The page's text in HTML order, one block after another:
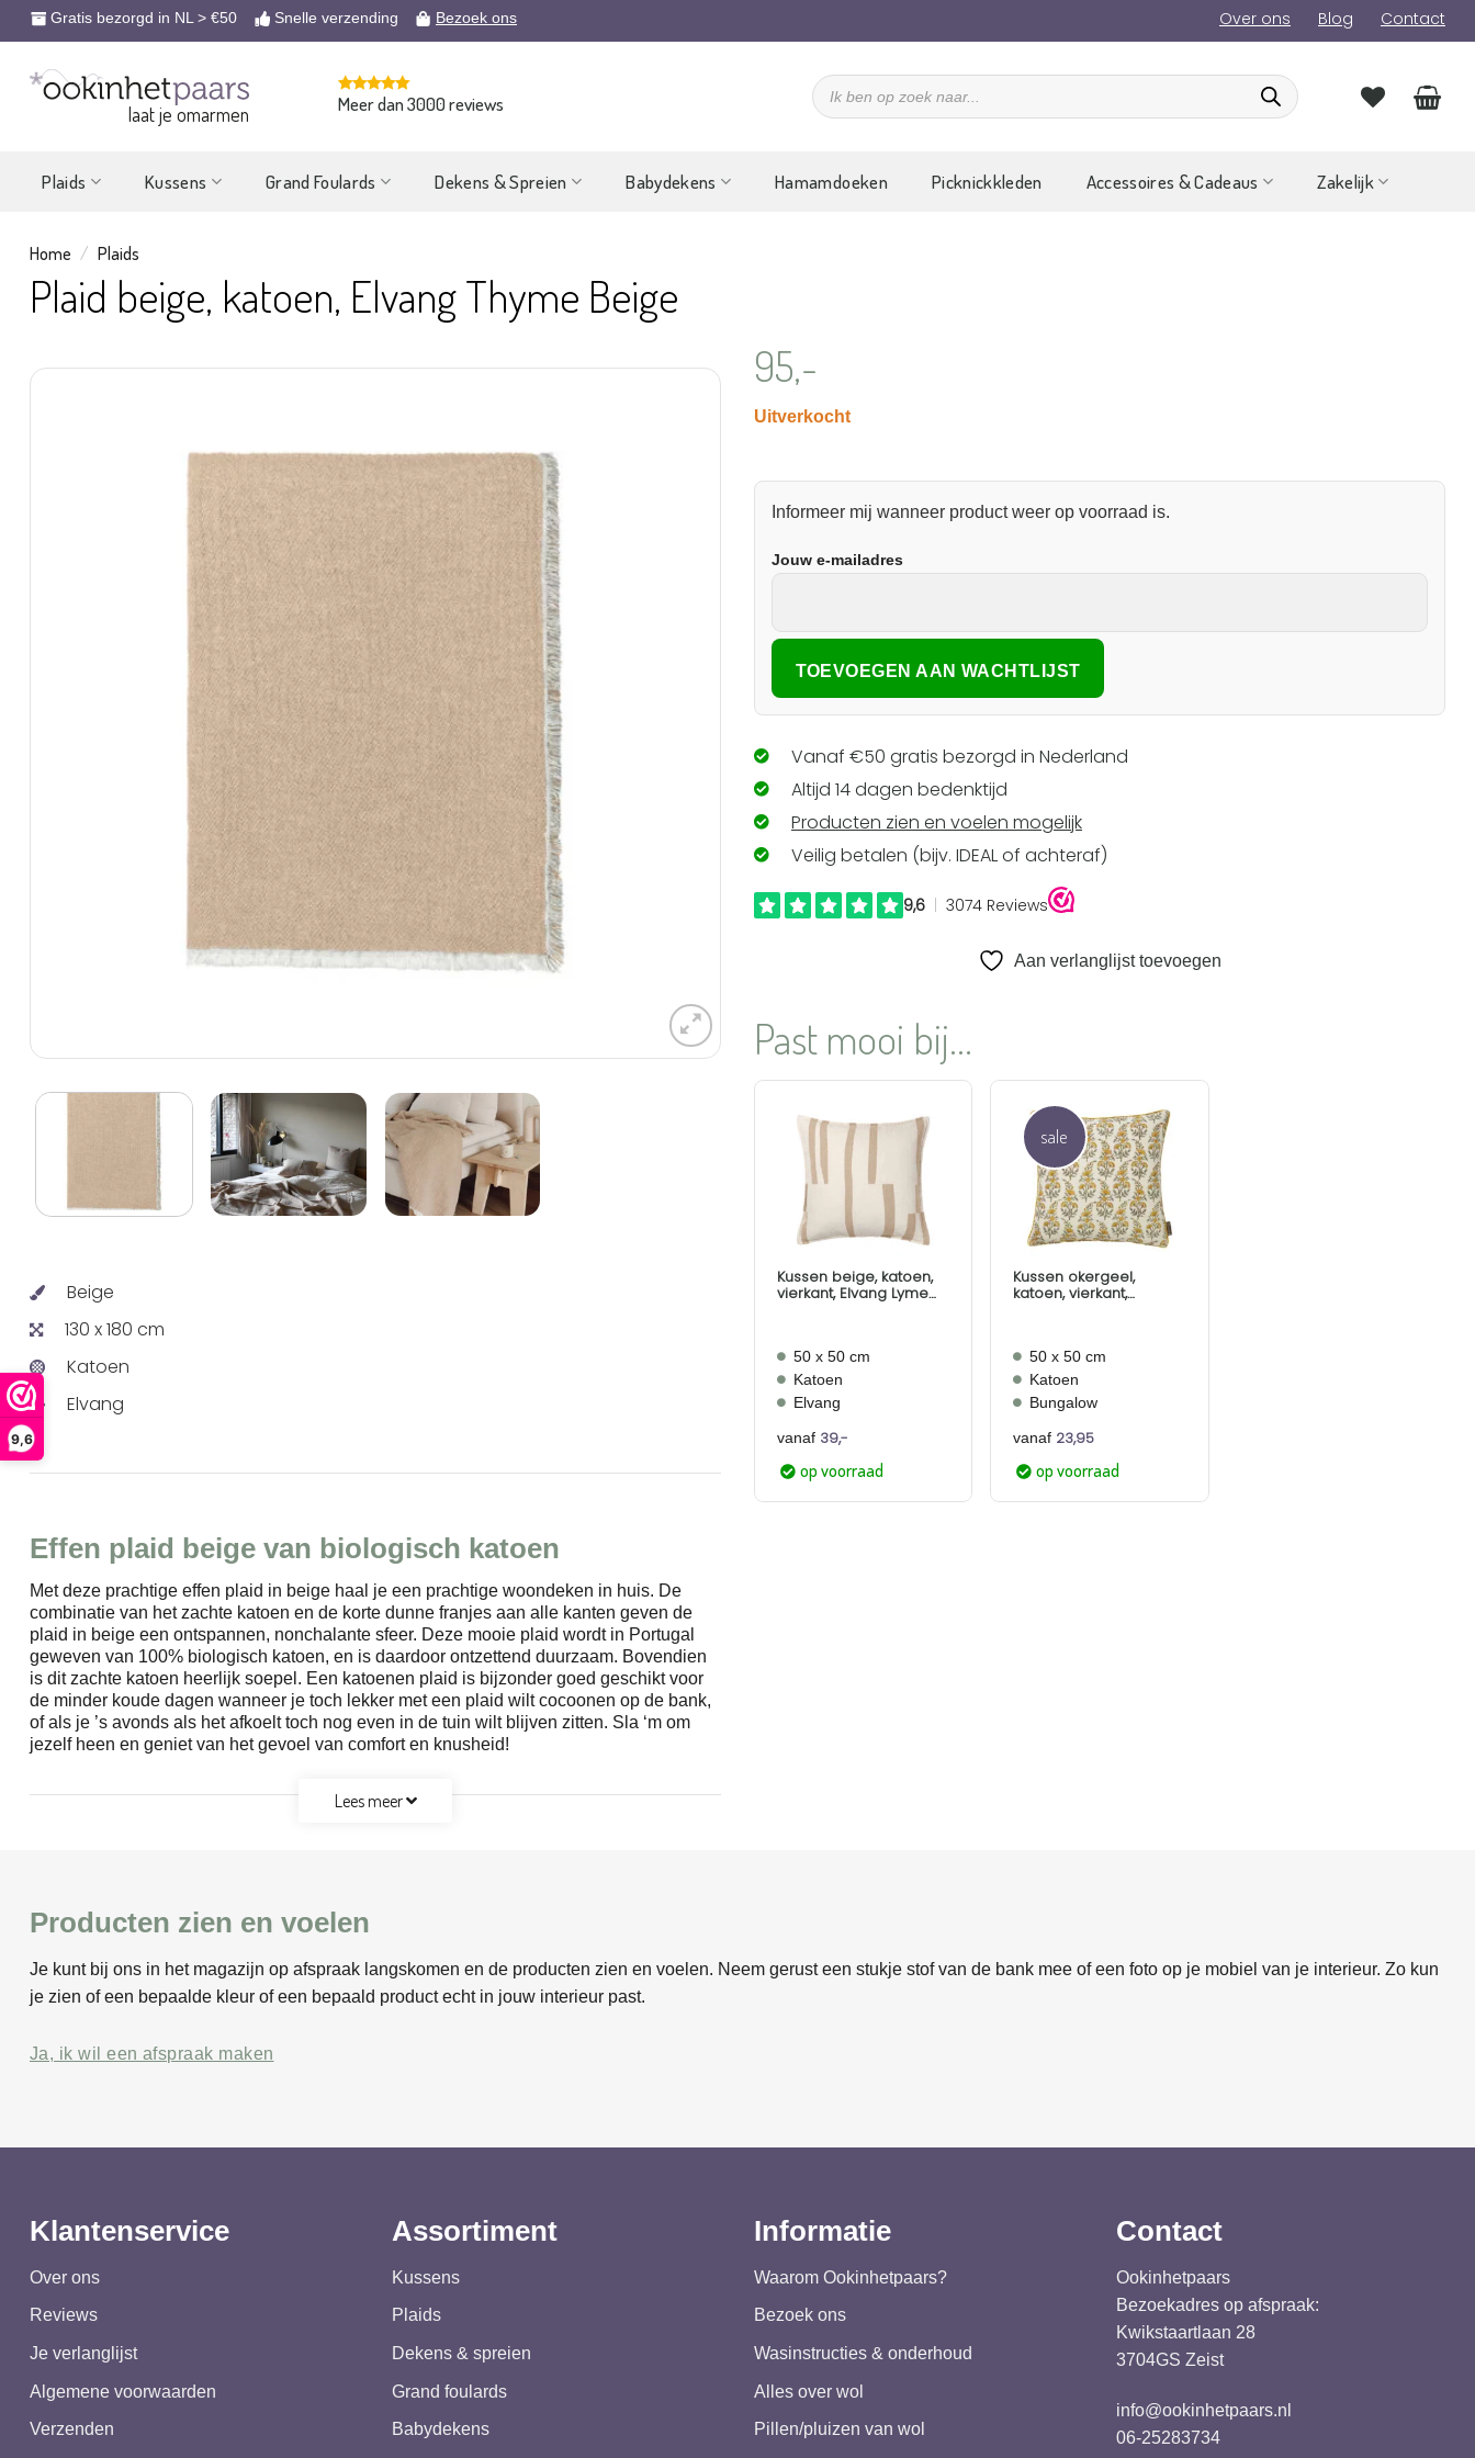
9,6
naar
inhoud
Gratis bezorgd in NL > €50 Snelle verzending Bezoek ons Over ons Blog Contact
laat je omarmen Meer dan 3000 reviews
Producten
zoeken
Plaids Kussens Grand Foulards Dekens & Spreien Babydekens Hamamdoeken Picknickkleden Accessoires & Cadeaus Zakelijk
Home / Plaids
Plaid beige, katoen, Elvang Thyme Beige
Beige
130 x 180 cm
Katoen
Elvang
Effen plaid beige van biologisch katoen
Met deze prachtige effen plaid in beige haal je een prachtige woondeken in huis. De
combinatie van het zachte katoen en de korte dunne franjes aan alle kanten geven de
plaid in beige een ontspannen, nonchalante sfeer. Deze mooie plaid wordt in Portugal
geweven van 100% biologisch katoen, en is daardoor ontzettend duurzaam. Bovendien
is dit zachte katoen heerlijk soepel. Een katoenen plaid is bijzonder goed geschikt voor
de minder koude dagen wanneer je toch lekker met een plaid wilt cocoonen op de bank,
of als je ’s avonds als het afkoelt toch nog even in de tuin wilt blijven zitten. Sla ‘m om
jezelf heen en geniet van het gevoel van comfort en knusheid!
Lees meer
95,-
Uitverkocht
Informeer mij wanneer product weer op voorraad is.
Jouw e-mailadres
Vanaf €50 gratis bezorgd in Nederland
Altijd 14 dagen bedenktijd
Producten zien en voelen mogelijk
Veilig betalen (bijv. IDEAL of achteraf)
Aan verlanglijst toevoegen
Past mooi bij...
Aan
toevoegen
Kussen beige, katoen,
vierkant, Elvang Lyme
50 x 50 cm
Katoen
Elvang
vanaf 39,-
op voorraad
sale
Aan
verlanglijst
toevoegen
Kussen okergeel,
katoen, vierkant,
50 x 50 cm
Katoen
Bungalow
vanaf 23,95
op voorraad
Producten zien en voelen
Je kunt bij ons in het magazijn op afspraak langskomen en de producten zien en voelen. Neem gerust een stukje stof van de bank mee of een foto op je mobiel van je interieur. Zo kun
je zien of een bepaalde kleur of een bepaald product echt in jouw interieur past.
Ja, ik wil een afspraak maken
Klantenservice
Over ons
Reviews
Je verlanglijst
Algemene voorwaarden
Verzenden
Assortiment
Kussens
Plaids
Dekens & spreien
Grand foulards
Babydekens
Informatie
Waarom Ookinhetpaars?
Bezoek ons
Wasinstructies & onderhoud
Alles over wol
Pillen/pluizen van wol
Contact
Ookinhetpaars
Bezoekadres op afspraak:
Kwikstaartlaan 28
3704GS Zeist
info@ookinhetpaars.nl
06-25283734